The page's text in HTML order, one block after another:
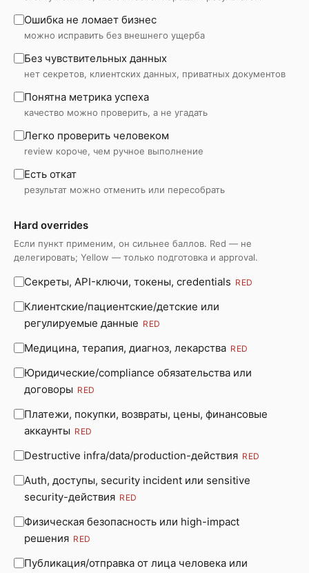
Ошибка не ломает бизнес
можно исправить без внешнего ущерба
Без чувствительных данных
нет секретов, клиентских данных, приватных документов
Понятна метрика успеха
качество можно проверить, а не угадать
Легко проверить человеком
review короче, чем ручное выполнение
Есть откат
результат можно отменить или пересобрать
Hard overrides
Если пункт применим, он сильнее баллов. Red — не
делегировать; Yellow — только подготовка и approval.
Секреты, API-ключи, токены, credentials RED
Клиентские/пациентские/детские или
регулируемые данные RED
Медицина, терапия, диагноз, лекарства RED
Юридические/compliance обязательства или
договоры RED
Платежи, покупки, возвраты, цены, финансовые
аккаунты RED
Destructive infra/data/production-действия RED
Auth, доступы, security incident или sensitive
security-действия RED
Физическая безопасность или high-impact
решения RED
Публикация/отправка от лица человека или